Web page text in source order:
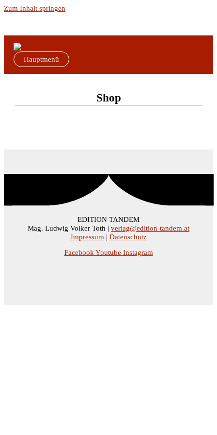
Zum Inhalt springen
Hauptmenü
Shop
EDITION TANDEM
Mag. Ludwig Volker Toth | verlag@edition-tandem.at
Impressum | Datenschutz
Facebook Youtube Instagram